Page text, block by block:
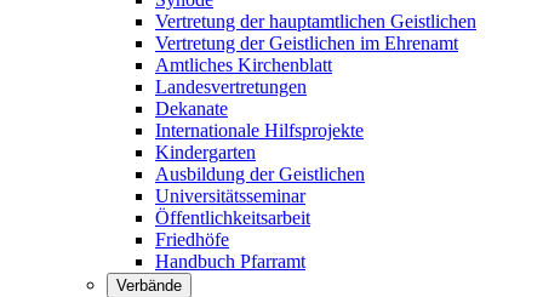
Vertretung der hauptamtlichen Geistlichen
Vertretung der Geistlichen im Ehrenamt
Amtliches Kirchenblatt
Landesvertretungen
Dekanate
Internationale Hilfsprojekte
Kindergarten
Ausbildung der Geistlichen
Universitätsseminar
Öffentlichkeitsarbeit
Friedhöfe
Handbuch Pfarramt
Verbände